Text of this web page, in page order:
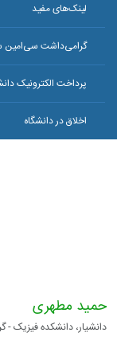
لینک‌های مفید
گرامی‌داشت سی‌امین
پرداخت الکترونیک
اخلاق در دانشگاه
حمید مطهری
دانشیار، دانشکده فیزیک -